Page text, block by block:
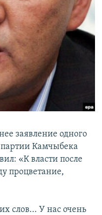
заявление одного
Камчыбека
«К власти после
процветание,
слов... У нас очень